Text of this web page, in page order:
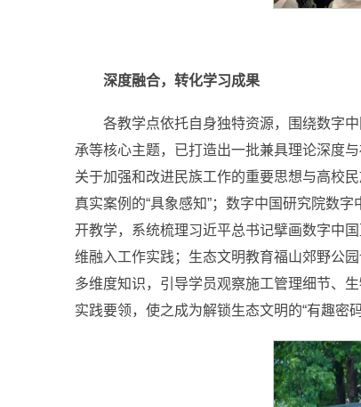
深度融合，转化学习成果
各教学点依托自身独特资源，围绕数字
承等核心主题，已打造出一批兼具理论深度
关于加强和改进民族工作的重要思想与高校
真实案例的“具象感知”；数字中国研究院数
开教学，系统梳理习近平总书记擘画数字中
维融入工作实践；生态文明教育福山郊野公
多维度知识，引导学员观察施工管理细节、
实践要领，使之成为解锁生态文明的“有趣密码